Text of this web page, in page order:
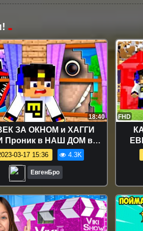
18:40
ЗА ОКНОМ и ХАГГИ
Проник в НАШ ДОМ в
НУБ И ПРО ВИДЕО
MINECRAFT
03-17 15:36 4.3K
ЕвгенБро
FHD